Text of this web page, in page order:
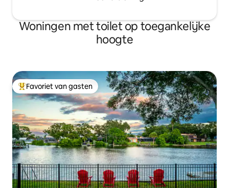
Woningen met toilet op toegankelijke
hoogte
Topfavoriet van gasten
Favoriet van gasten